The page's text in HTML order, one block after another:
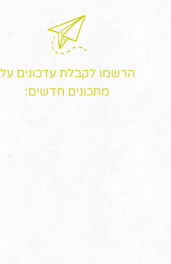
הרשמו לקבלת עדכונים על
מתכונים חדשים: